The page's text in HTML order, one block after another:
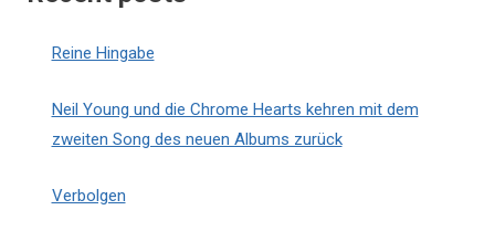
Reine Hingabe
Neil Young und die Chrome Hearts kehren mit dem
zweiten Song des neuen Albums zurück
Verbolgen